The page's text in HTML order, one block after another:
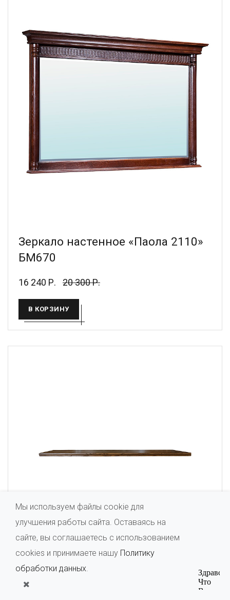
Зеркало настенное «Паола 2110»
БМ670
16 240 Р. 20 300 Р.
В КОРЗИНУ
Мы используем файлы cookie для
улучшения работы сайта. Оставаясь на
сайте, вы соглашаетесь с использованием
cookies и принимаете нашу Политику
обработки данных